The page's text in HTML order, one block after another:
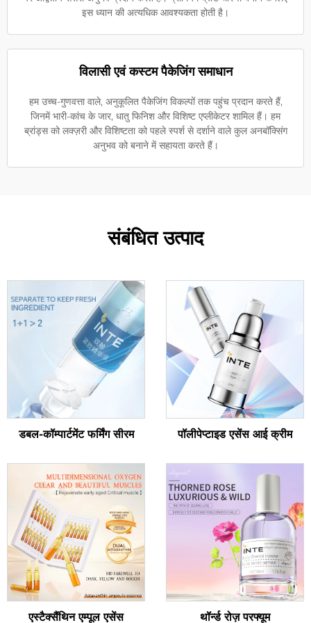
इस ध्यान की अत्यधिक आवश्यकता होती है।
विलासी एवं कस्टम पैकेजिंग समाधान
हम उच्च-गुणवत्ता वाले, अनुकूलित पैकेजिंग विकल्पों तक पहुंच प्रदान करते हैं,
जिनमें भारी-कांच के जार, धातु फिनिश और विशिष्ट एप्लीकेटर शामिल हैं। हम
ब्रांड्स को लक्ज़री और विशिष्टता को पहले स्पर्श से दर्शाने वाले कुल अनबॉक्सिंग
अनुभव को बनाने में सहायता करते हैं।
संबंधित उत्पाद
डबल-कॉम्पार्टमेंट फर्मिंग सीरम पॉलीपेप्टाइड एसेंस आई क्रीम
एस्टैक्सैंथिन एम्पूल एसेंस थॉर्न्ड रोज़ परफ्यूम